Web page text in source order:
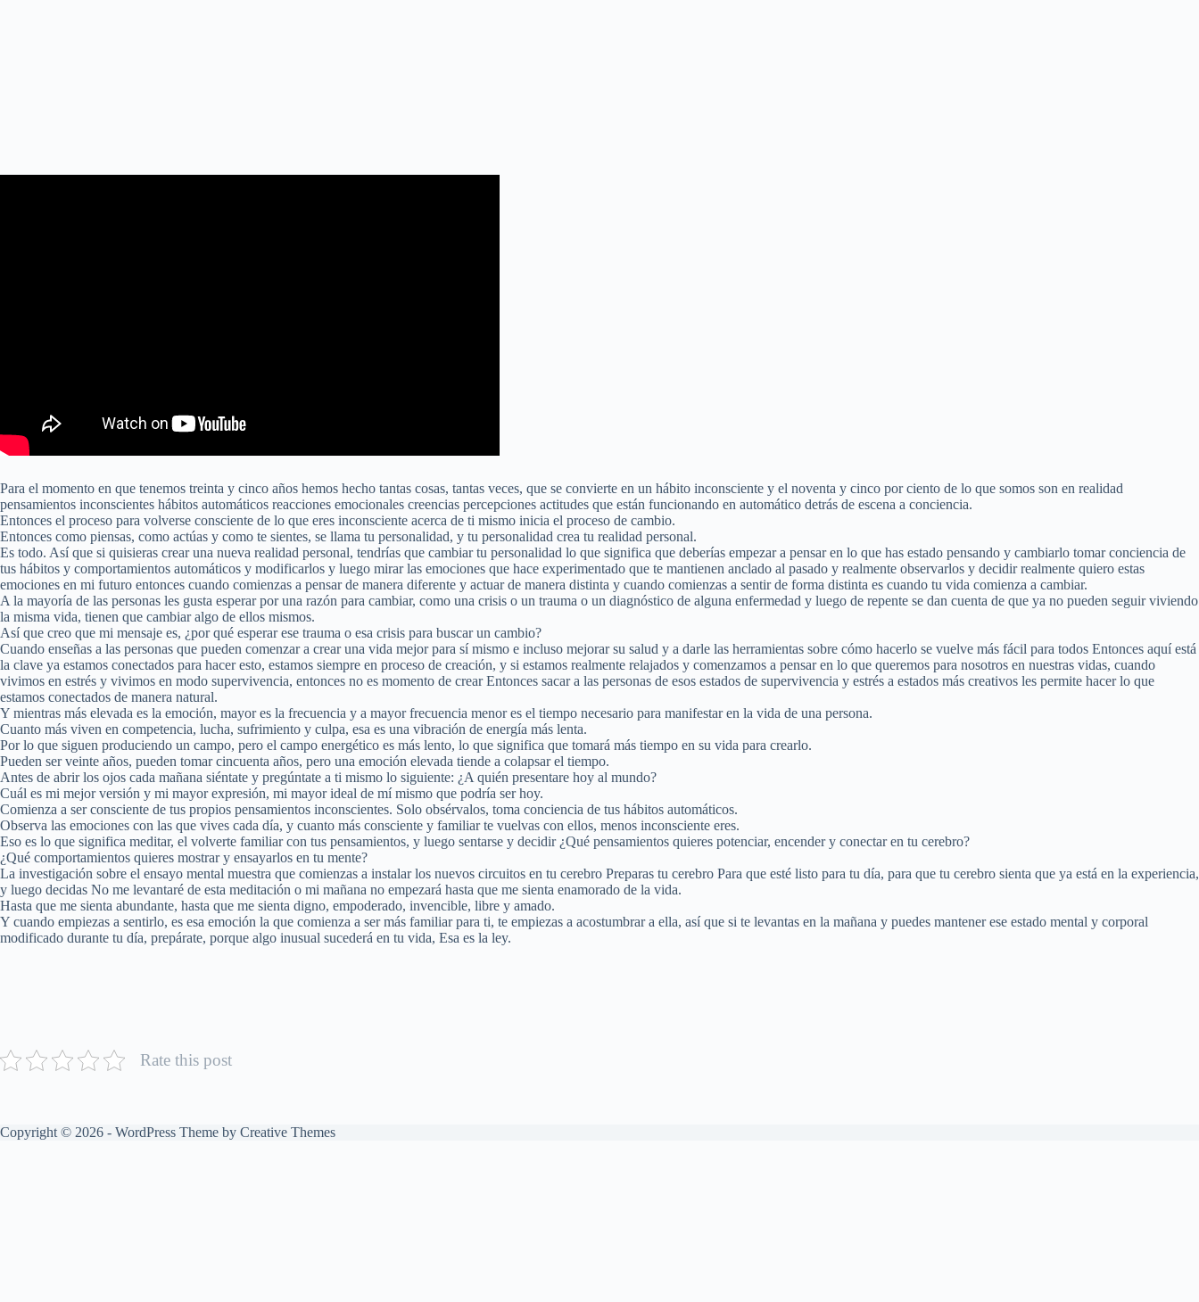
Para el momento en que tenemos treinta y cinco años hemos hecho tantas cosas, tantas veces, que se convierte en un hábito inconsciente y el noventa y cinco por ciento de lo que somos son en realidad
pensamientos inconscientes hábitos automáticos reacciones emocionales creencias percepciones actitudes que están funcionando en automático detrás de escena a conciencia.
Entonces el proceso para volverse consciente de lo que eres inconsciente acerca de ti mismo inicia el proceso de cambio.
Entonces como piensas, como actúas y como te sientes, se llama tu personalidad, y tu personalidad crea tu realidad personal.
Es todo. Así que si quisieras crear una nueva realidad personal, tendrías que cambiar tu personalidad lo que significa que deberías empezar a pensar en lo que has estado pensando y cambiarlo tomar conciencia de
tus hábitos y comportamientos automáticos y modificarlos y luego mirar las emociones que hace experimentado que te mantienen anclado al pasado y realmente observarlos y decidir realmente quiero estas
emociones en mi futuro entonces cuando comienzas a pensar de manera diferente y actuar de manera distinta y cuando comienzas a sentir de forma distinta es cuando tu vida comienza a cambiar.
A la mayoría de las personas les gusta esperar por una razón para cambiar, como una crisis o un trauma o un diagnóstico de alguna enfermedad y luego de repente se dan cuenta de que ya no pueden seguir viviendo
la misma vida, tienen que cambiar algo de ellos mismos.
Así que creo que mi mensaje es, ¿por qué esperar ese trauma o esa crisis para buscar un cambio?
Cuando enseñas a las personas que pueden comenzar a crear una vida mejor para sí mismo e incluso mejorar su salud y a darle las herramientas sobre cómo hacerlo se vuelve más fácil para todos Entonces aquí está
la clave ya estamos conectados para hacer esto, estamos siempre en proceso de creación, y si estamos realmente relajados y comenzamos a pensar en lo que queremos para nosotros en nuestras vidas, cuando
vivimos en estrés y vivimos en modo supervivencia, entonces no es momento de crear Entonces sacar a las personas de esos estados de supervivencia y estrés a estados más creativos les permite hacer lo que
estamos conectados de manera natural.
Y mientras más elevada es la emoción, mayor es la frecuencia y a mayor frecuencia menor es el tiempo necesario para manifestar en la vida de una persona.
Cuanto más viven en competencia, lucha, sufrimiento y culpa, esa es una vibración de energía más lenta.
Por lo que siguen produciendo un campo, pero el campo energético es más lento, lo que significa que tomará más tiempo en su vida para crearlo.
Pueden ser veinte años, pueden tomar cincuenta años, pero una emoción elevada tiende a colapsar el tiempo.
Antes de abrir los ojos cada mañana siéntate y pregúntate a ti mismo lo siguiente: ¿A quién presentare hoy al mundo?
Cuál es mi mejor versión y mi mayor expresión, mi mayor ideal de mí mismo que podría ser hoy.
Comienza a ser consciente de tus propios pensamientos inconscientes. Solo obsérvalos, toma conciencia de tus hábitos automáticos.
Observa las emociones con las que vives cada día, y cuanto más consciente y familiar te vuelvas con ellos, menos inconsciente eres.
Eso es lo que significa meditar, el volverte familiar con tus pensamientos, y luego sentarse y decidir ¿Qué pensamientos quieres potenciar, encender y conectar en tu cerebro?
¿Qué comportamientos quieres mostrar y ensayarlos en tu mente?
La investigación sobre el ensayo mental muestra que comienzas a instalar los nuevos circuitos en tu cerebro Preparas tu cerebro Para que esté listo para tu día, para que tu cerebro sienta que ya está en la experiencia,
y luego decidas No me levantaré de esta meditación o mi mañana no empezará hasta que me sienta enamorado de la vida.
Hasta que me sienta abundante, hasta que me sienta digno, empoderado, invencible, libre y amado.
Y cuando empiezas a sentirlo, es esa emoción la que comienza a ser más familiar para ti, te empiezas a acostumbrar a ella, así que si te levantas en la mañana y puedes mantener ese estado mental y corporal
modificado durante tu día, prepárate, porque algo inusual sucederá en tu vida, Esa es la ley.
Rate this post
Copyright © 2026 - WordPress Theme by Creative Themes